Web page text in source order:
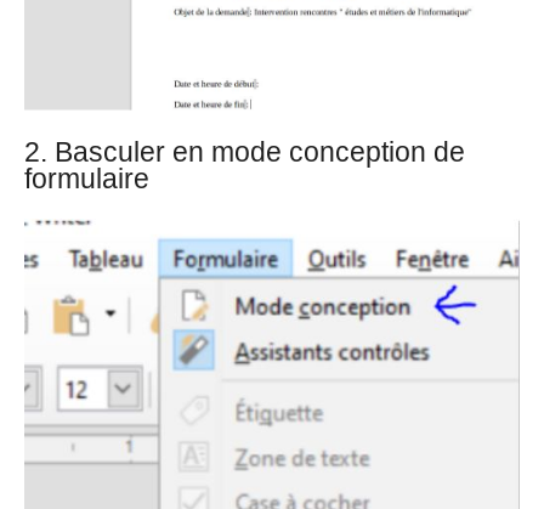
2. Basculer en mode conception de
formulaire